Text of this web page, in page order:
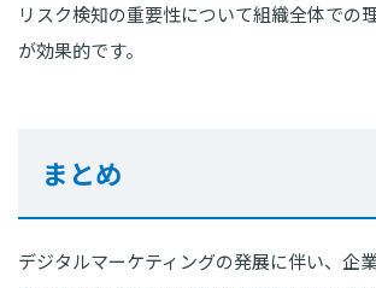
リスク検知の重要性について組織全体での
が効果的です。
まとめ
デジタルマーケティングの発展に伴い、企